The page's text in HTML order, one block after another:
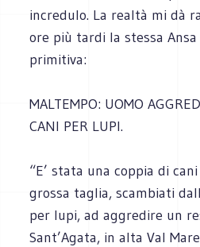
incredulo. La realtà mi dà
ore più tardi la stessa
primitiva:
MALTEMPO: UOMO
CANI PER LUPI.
“E’ stata una coppia di
grossa taglia, scambiati
per lupi, ad aggredire un
Sant’Agata, in alta Val